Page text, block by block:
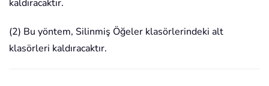
kaldıracaktır.
(2) Bu yöntem, Silinmiş Öğeler klasörlerindeki alt
klasörleri kaldıracaktır.